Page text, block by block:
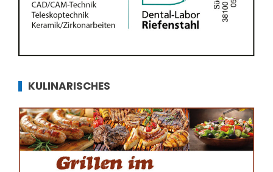
KULINARISCHES